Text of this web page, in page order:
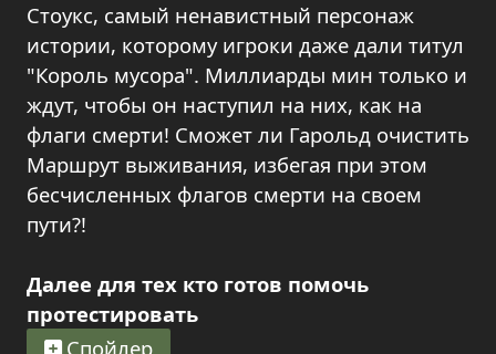
Стоукс, самый ненавистный персонаж
истории, которому игроки даже дали титул
"Король мусора". Миллиарды мин только и
ждут, чтобы он наступил на них, как на
флаги смерти! Сможет ли Гарольд очистить
Маршрут выживания, избегая при этом
бесчисленных флагов смерти на своем
пути?!
Далее для тех кто готов помочь
протестировать
Спойлер